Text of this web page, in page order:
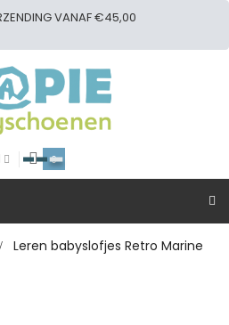
VANAF €45,00
0
Leren babyslofjes Retro Marine